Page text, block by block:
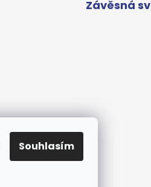
Souhlasím
Závěsná